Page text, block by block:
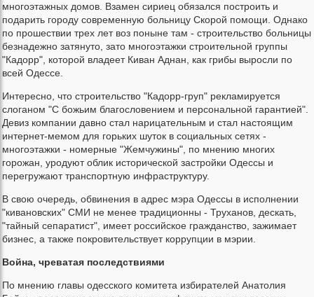
многоэтажных домов. Взамен сириец обязался построить и
подарить городу современную больницу Скорой помощи. Однако
по прошествии трех лет воз поныне там - строительство больницы
безнадежно затянуто, зато многоэтажки строительной группы
"Кадорр", которой владеет Киван Аднан, как грибы выросли по
всей Одессе.
Интересно, что строительство "Кадорр-груп" рекламируется
слоганом "С божьим благословением и персональной гарантией".
Девиз компании давно стал нарицательным и стал настоящим
интернет-мемом для горьких шуток в социальных сетях -
многоэтажки - номерные "Жемчужины", по мнению многих
горожан, уродуют облик исторической застройки Одессы и
перегружают транспортную инфраструктуру.
В свою очередь, обвинения в адрес мэра Одессы в исполнении
"кивановских" СМИ не менее традиционны - Труханов, дескать,
"тайный сепаратист", имеет российское гражданство, зажимает
бизнес, а также покровительствует коррупции в мэрии.
Война, чреватая последствиями
По мнению главы одесского комитета избирателей Анатолия